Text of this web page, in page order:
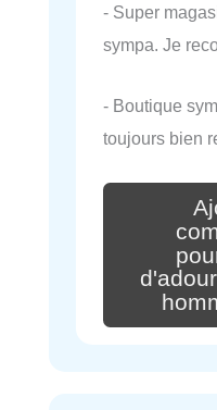
- Super
sympa. Je
- Boutique
toujours bien